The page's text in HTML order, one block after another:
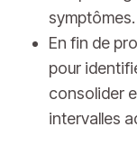
symptômes.
En fin de
pour
consolider
intervalles